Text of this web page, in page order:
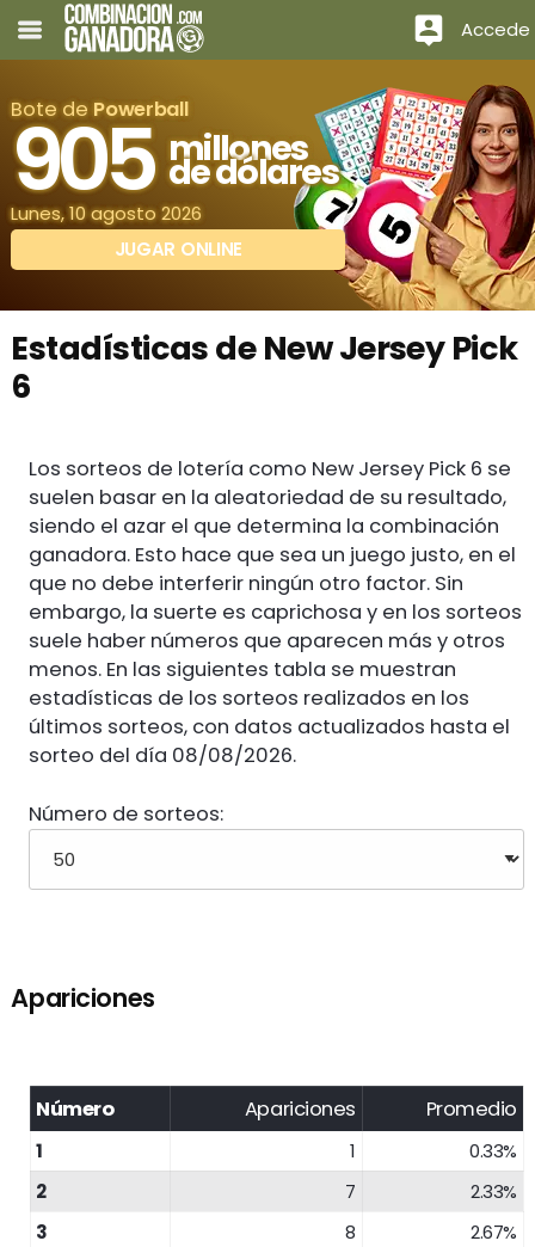
Accede
Bote de Powerball
905 millones
de dólares
Lunes, 10 agosto 2026
JUGAR ONLINE
Estadísticas de New Jersey Pick
6
Los sorteos de lotería como New Jersey Pick 6 se
suelen basar en la aleatoriedad de su resultado,
siendo el azar el que determina la combinación
ganadora. Esto hace que sea un juego justo, en el
que no debe interferir ningún otro factor. Sin
embargo, la suerte es caprichosa y en los sorteos
suele haber números que aparecen más y otros
menos. En las siguientes tabla se muestran
estadísticas de los sorteos realizados en los
últimos sorteos, con datos actualizados hasta el
sorteo del día 08/08/2026.
Número de sorteos:
Apariciones
Número Apariciones Promedio
1 1
0.33%
2
7
2.33%
3
8
2.67%